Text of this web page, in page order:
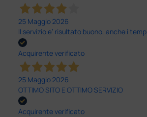
25 Maggio 2026
Il servizio e’ risultato buono, anche i
Acquirente verificato
25 Maggio 2026
OTTIMO SITO E OTTIMO SERVIZIO
Acquirente verificato